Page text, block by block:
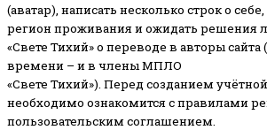
(аватар), написать несколько строк о
регион проживания и ожидать решения
«Свете Тихий» о переводе в авторы
времени – и в члены МПЛО
«Свете Тихий»). Перед созданием
необходимо ознакомится с правилами
пользовательским соглашением.